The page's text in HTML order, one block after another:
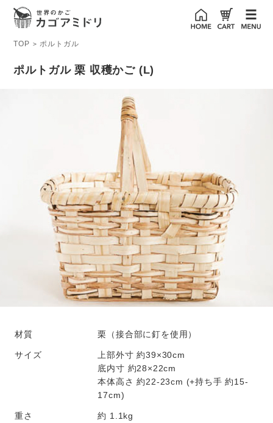
TOP > ポルトガル
ポルトガル 栗 収穫かご (L)
材質 栗（接合部に釘を使用）
サイズ
上部外寸 約39×30cm
底内寸 約28×22cm
本体高さ 約22-23cm (+持ち手 約15-
17cm)
重さ 約 1.1kg